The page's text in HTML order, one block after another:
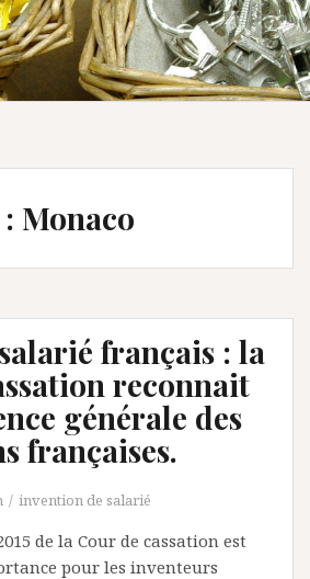
Monaco
français : la
reconnait
générale des
françaises.
invention de salarié
de la Cour de cassation est
pour les inventeurs